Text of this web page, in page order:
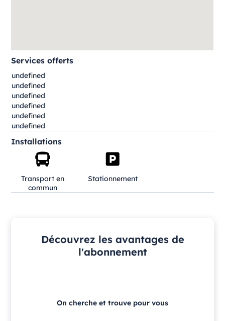
Services offerts
undefined
undefined
undefined
undefined
undefined
undefined
Installations
Transport en
commun
Stationnement
Découvrez les avantages de
l'abonnement
On cherche et trouve pour vous